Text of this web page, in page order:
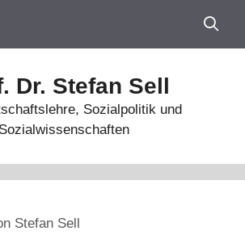
Dr. Stefan Sell
Sozialpolitik und
Sozialwissenschaften
Stefan Sell